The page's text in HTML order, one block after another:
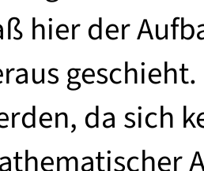
hier der
da sich